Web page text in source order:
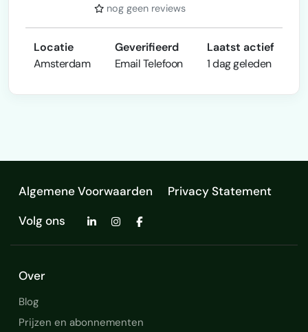
nog geen reviews
Locatie
Amsterdam
Geverifieerd
EmailTelefoon
Laatst actief
1 dag geleden
Algemene Voorwaarden
Privacy Statement
Volg ons
Over
Blog
Prijzen en abonnementen